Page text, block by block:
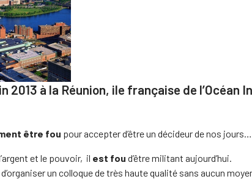
2013 à la Réunion, ile française de l’Océan
être fou pour accepter d’être un décideur de nos
et le pouvoir, il est fou d’être militant aujourd’hui.
d’organiser un colloque de très haute qualité sans aucun